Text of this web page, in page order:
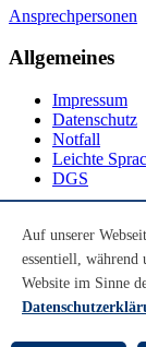
Ansprechpersonen
Allgemeines
Impressum
Datenschutz
Notfall
Leichte
DGS
Youtube
Instagram
LinkedIn
Auf unserer
essentiell, während
Website im Sinne